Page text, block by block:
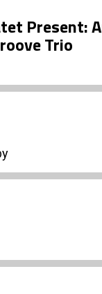
Present:
Trio